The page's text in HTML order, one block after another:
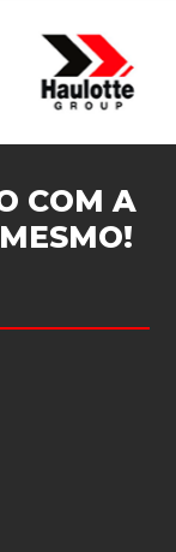
COM A